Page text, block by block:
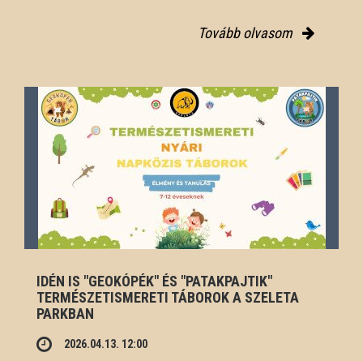
Tovább olvasom
IDÉN IS "GEOKÓPÉK" ÉS "PATAKPAJTIK"
TERMÉSZETISMERETI TÁBOROK A SZELETA
PARKBAN
2026.04.13. 12:00